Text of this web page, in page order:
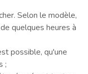
Selon le modèle,
quelques heures à
possible, qu'une
;